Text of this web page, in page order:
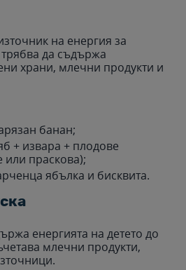
на енергия за
да съдържа
храни, млечни продукти и
банан;
+ извара + плодове
праскова);
ябълка и бисквита.
енергията на детето до
млечни продукти,